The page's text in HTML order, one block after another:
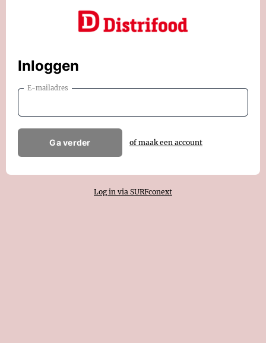
Inloggen
E-mailadres
Ga verder of maak een account
Log in via SURFconext